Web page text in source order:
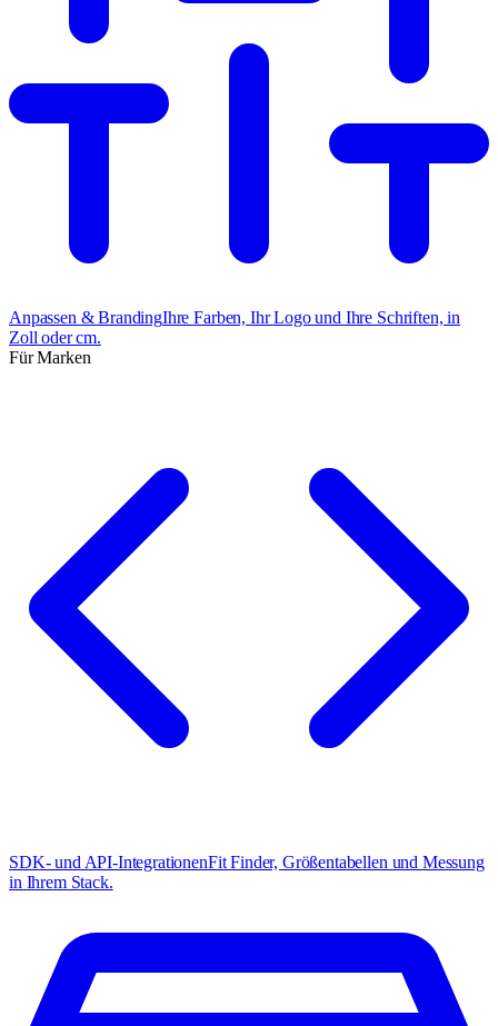
Anpassen & BrandingIhre Farben, Ihr Logo und Ihre Schriften, in
Zoll oder cm.
Für Marken
SDK- und API-IntegrationenFit Finder, Größentabellen und Messung
in Ihrem Stack.